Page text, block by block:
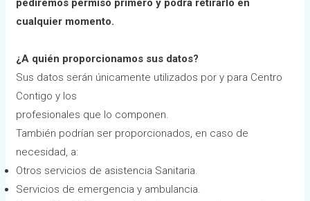
pediremos permiso primero y podrá retirarlo en
cualquier momento.
¿A quién proporcionamos sus datos?
Sus datos serán únicamente utilizados por y para Centro
Contigo y los
profesionales que lo componen.
También podrían ser proporcionados, en caso de
necesidad, a:
Otros servicios de asistencia Sanitaria.
Servicios de emergencia y ambulancia.